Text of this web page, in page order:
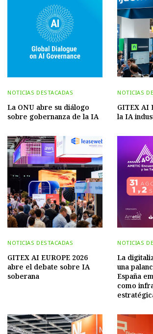
NOTICIAS DESTACADAS
La ONU abre su diálogo
sobre gobernanza de la IA
NOTICIAS
GITEX AI
la IA
NOTICIAS DESTACADAS
GITEX AI EUROPE 2026
abre el debate sobre IA
soberana
NOTICIAS
La
una
España
como